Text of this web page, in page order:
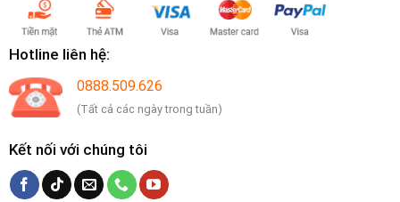
Hotline liên hệ:
0888.509.626
(Tất cả các ngày trong tuần)
Kết nối với chúng tôi